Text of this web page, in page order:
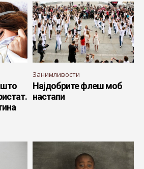
што
Занимливости
Најдобрите флеш моб
настапи